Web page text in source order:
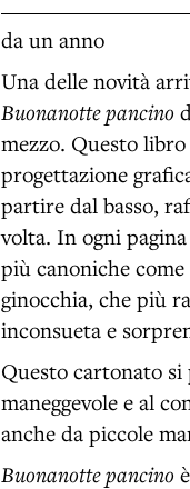
da un anno
Una delle novità
Buonanotte pancino
mezzo. Questo
progettazione
partire dal basso,
volta. In ogni
più canoniche
ginocchia, che più
inconsueta e
Questo cartonato si
maneggevole e al
anche da piccole
Buonanotte pancino